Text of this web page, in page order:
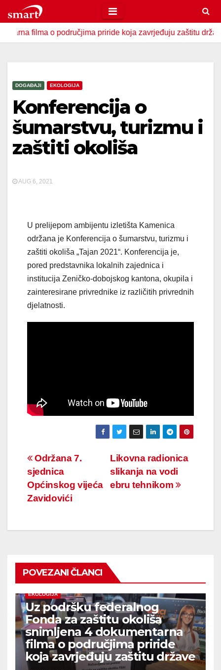
to
contento područjima priride koja zavrjeđuju zaštitu države
DOGAĐAJI EKOLOGIJA
Konferencija o
šumarstvu, turizmu i
zaštiti okoliša
AUG 6, 2021
U prelijepom ambijentu izletišta Kamenica
održana je Konferencija o šumarstvu, turizmu i
zaštiti okoliša „Tajan 2021“. Konferencija je,
pored predstavnika lokalnih zajednica i
institucija Zeničko-dobojskog kantona, okupila i
zainteresirane privrednike iz različitih privrednih
djelatnosti.
Navigacija
članaka
Likovna radionica
slikanja na vodi
ebru tehnikom
Održana 7.
sjednica
Općinskog vijeća
Zavidovići
POVEZANI ČLANCI
EKOLOGIJA
Uz podršku federalnog
Fonda za zaštitu okoliša
snimljena 4 dokumentarna
filma o područjima priride
koja zavrjeđuju zaštitu države